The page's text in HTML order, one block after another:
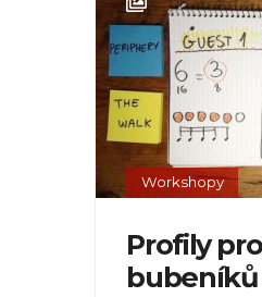
Workshopy
Profily
bubeníků